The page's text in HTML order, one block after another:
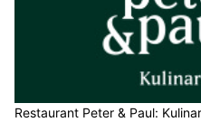
Restaurant Peter & Paul: